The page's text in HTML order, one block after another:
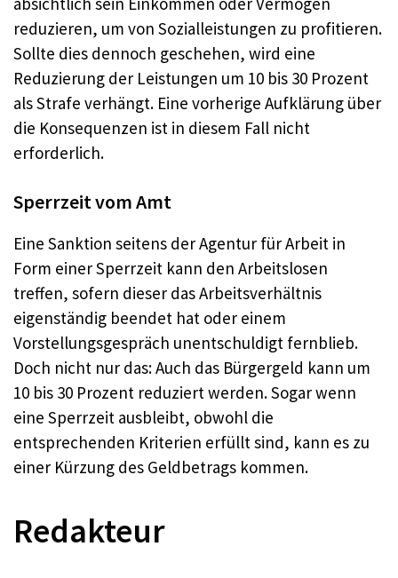
reduzieren, um von Sozialleistungen zu profitieren.
Sollte dies dennoch geschehen, wird eine
Reduzierung der Leistungen um 10 bis 30 Prozent
als Strafe verhängt. Eine vorherige Aufklärung über
die Konsequenzen ist in diesem Fall nicht
erforderlich.
Sperrzeit vom Amt
Eine Sanktion seitens der Agentur für Arbeit in
Form einer Sperrzeit kann den Arbeitslosen
treffen, sofern dieser das Arbeitsverhältnis
eigenständig beendet hat oder einem
Vorstellungsgespräch unentschuldigt fernblieb.
Doch nicht nur das: Auch das Bürgergeld kann um
10 bis 30 Prozent reduziert werden. Sogar wenn
eine Sperrzeit ausbleibt, obwohl die
entsprechenden Kriterien erfüllt sind, kann es zu
einer Kürzung des Geldbetrags kommen.
Redakteur